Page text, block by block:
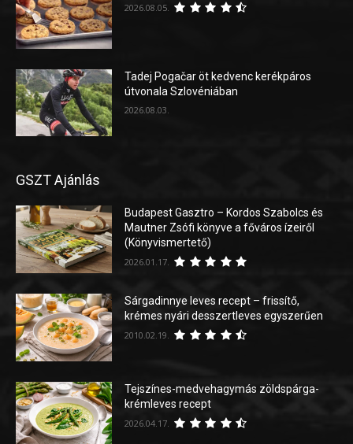
2026.08.05.
Tadej Pogačar öt kedvenc kerékpáros
útvonala Szlovéniában
2026.08.03.
GSZT Ajánlás
Budapest Gasztro – Kordos Szabolcs és
Mautner Zsófi könyve a főváros ízeiről
(Könyvismertető)
2026.01.17.
Sárgadinnye leves recept – frissítő,
krémes nyári desszertleves egyszerűen
2010.02.19.
Tejszínes-medvehagymás zöldspárga-
krémleves recept
2026.04.17.